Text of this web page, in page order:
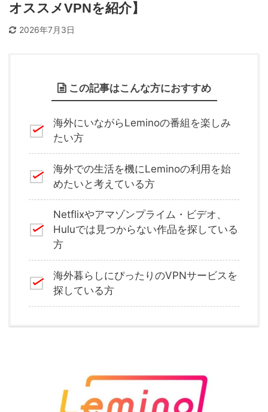
オススメVPNを紹介】
2026年7月3日
この記事はこんな方におすすめ
海外にいながらLeminoの番組を楽しみ
たい方
海外での生活を機にLeminoの利用を始
めたいと考えている方
Netflixやアマゾンプライム・ビデオ、
Huluでは見つからない作品を探している
方
海外暮らしにぴったりのVPNサービスを
探している方